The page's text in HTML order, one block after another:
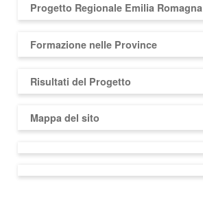
Progetto Regionale Emilia Romagna
Formazione nelle Province
Risultati del Progetto
Mappa del sito